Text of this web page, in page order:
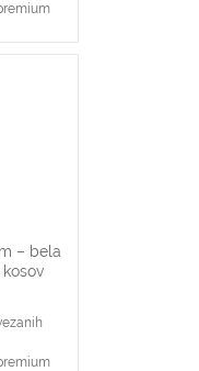
in
21-
za
ki veže
– bela
kosov